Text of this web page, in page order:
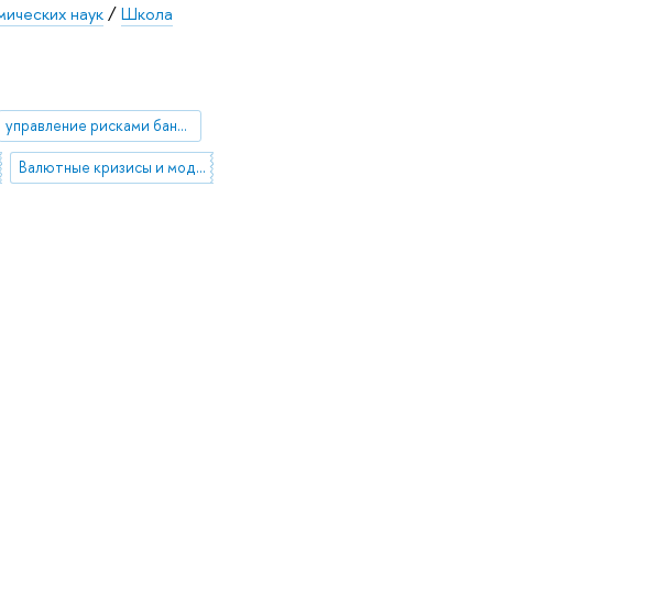
наук/Школа
управление рисками банка
Валютные кризисы и модели динамики валютного курса